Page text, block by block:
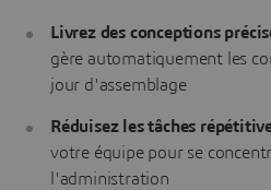
Livrez des conceptions
gère automatiquement les
jour d'assemblage
Réduisez les tâches
votre équipe pour se
l'administration